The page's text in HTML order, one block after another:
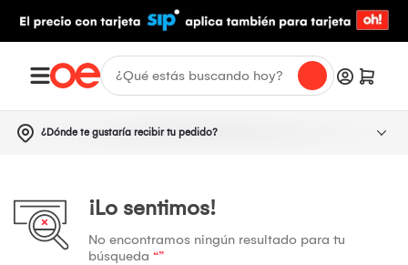
¿Dónde te gustaría recibir tu pedido?
¡Lo sentimos!
No encontramos ningún resultado para tu
búsqueda “”